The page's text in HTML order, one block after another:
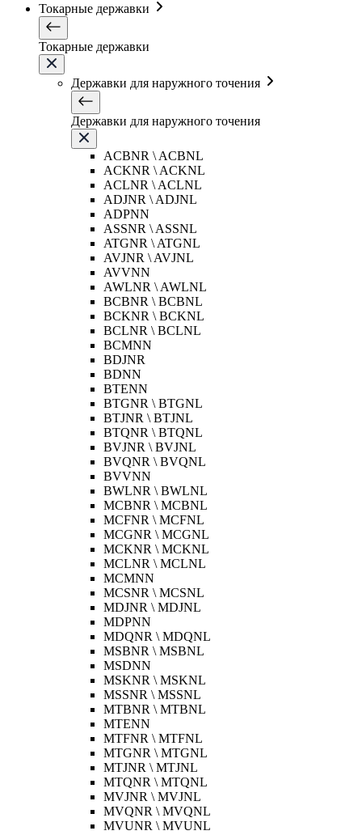
Токарные державки
Токарные державки
Державки для наружного точения
Державки для наружного точения
ACBNR \ ACBNL
ACKNR \ ACKNL
ACLNR \ ACLNL
ADJNR \ ADJNL
ADPNN
ASSNR \ ASSNL
ATGNR \ ATGNL
AVJNR \ AVJNL
AVVNN
AWLNR \ AWLNL
BCBNR \ BCBNL
BCKNR \ BCKNL
BCLNR \ BCLNL
BCMNN
BDJNR
BDNN
BTENN
BTGNR \ BTGNL
BTJNR \ BTJNL
BTQNR \ BTQNL
BVJNR \ BVJNL
BVQNR \ BVQNL
BVVNN
BWLNR \ BWLNL
MCBNR \ MCBNL
MCFNR \ MCFNL
MCGNR \ MCGNL
MCKNR \ MCKNL
MCLNR \ MCLNL
MCMNN
MCSNR \ MCSNL
MDJNR \ MDJNL
MDPNN
MDQNR \ MDQNL
MSBNR \ MSBNL
MSDNN
MSKNR \ MSKNL
MSSNR \ MSSNL
MTBNR \ MTBNL
MTENN
MTFNR \ MTFNL
MTGNR \ MTGNL
MTJNR \ MTJNL
MTQNR \ MTQNL
MVJNR \ MVJNL
MVQNR \ MVQNL
MVUNR \ MVUNL